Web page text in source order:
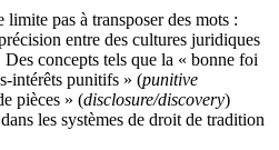
limite pas à transposer des mots :
entre des cultures juridiques
concepts tels que la « bonne foi
intérêts punitifs » (punitive
pièces » (disclosure/discovery)
les systèmes de droit de tradition